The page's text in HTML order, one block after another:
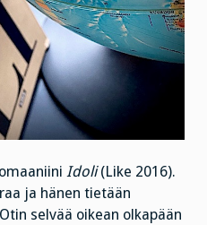
Idoli(Like 2016).
ja hänen tietään
selvää oikean olkapään